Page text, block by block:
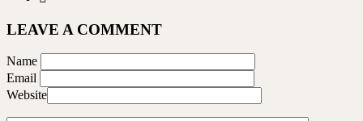
LEAVE A COMMENT
Name
Email
Website